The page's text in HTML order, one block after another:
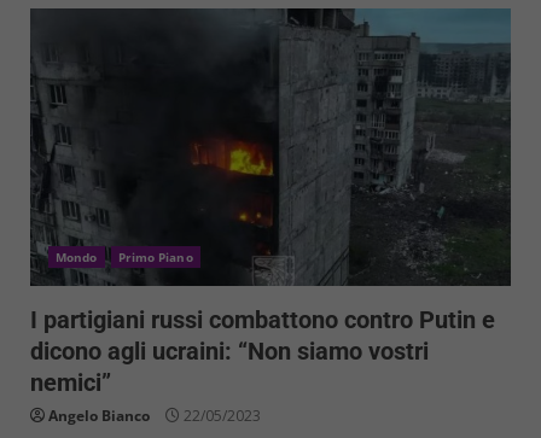
Mondo Primo Piano
I partigiani russi combattono contro Putin e
dicono agli ucraini: “Non siamo vostri
nemici”
Angelo Bianco 22/05/2023